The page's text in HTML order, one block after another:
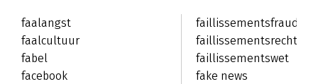
faalangst
faalcultuur
fabel
facebook
faillissementsfraude
faillissementsrecht
faillissementswet
fake news